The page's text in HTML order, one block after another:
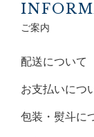
ご案内
配送について
お支払いにつ
包装・熨斗に